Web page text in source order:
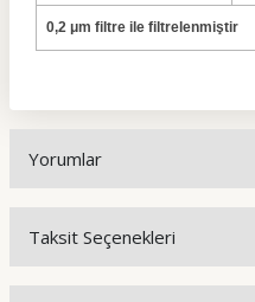
0,2 μm filtre ile filtrelenmiştir
Yorumlar
Taksit Seçenekleri